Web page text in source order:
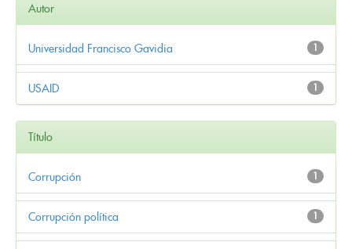
Autor
1
Universidad Francisco Gavidia
1
USAID
Título
1
Corrupción
1
Corrupción política